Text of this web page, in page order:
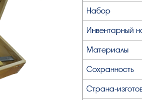
Набор
Инвентарный
Материалы
Сохранность
Страна-